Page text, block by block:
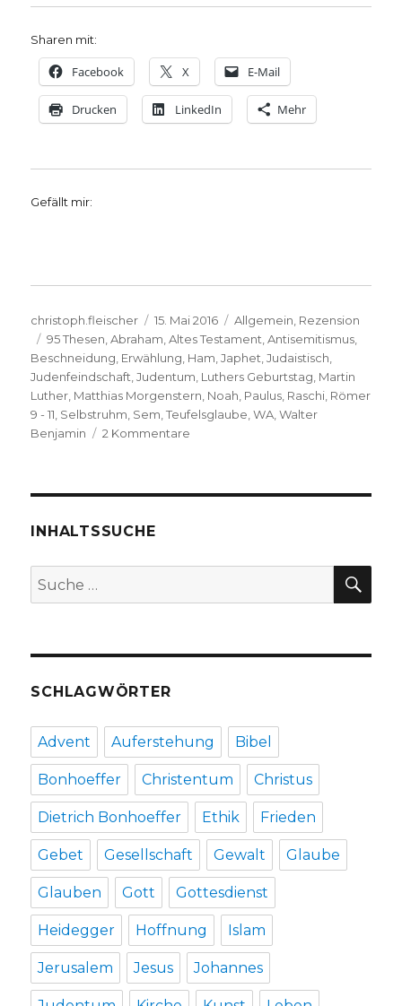
Sharen mit:
Facebook X E-Mail
Drucken LinkedIn Mehr
Gefällt mir:
Autor
christoph.fleischer
Veröffentlicht
am
15. Mai 2016 Kategorien
Allgemein Rezension
Schlagwörter
95 Thesen ,Abraham ,Altes Testament ,Antisemitismus
Beschneidung Erwählung Ham ,Japhet ,Judaistisch
Judenfeindschaft ,Judentum Luthers Geburtstag Martin
Luther Matthias Morgenstern Noah Paulus Raschi Römer
9 - 11 Selbstruhm Sem ,Teufelsglaube ,WA ,Walter
Benjamin
2 Kommentare
von
Fleischer,
INHALTSSUCHE
Suche
nach:
SCHLAGWÖRTER
Advent Auferstehung Bibel
Bonhoeffer Christentum Christus
Dietrich Bonhoeffer Ethik Frieden
Gebet Gesellschaft Gewalt Glaube
Glauben Gott Gottesdienst
Heidegger Hoffnung Islam
Jerusalem Jesus Johannes